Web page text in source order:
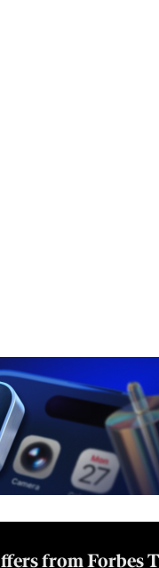
from Forbes